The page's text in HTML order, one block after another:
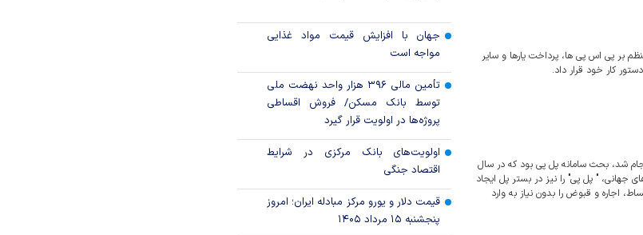
دقیق و منظم بر پی اس پی ها، پرداخت یار‌ها و سایر
کار خود قرار داد.
شد، بحث سامانه پل پی بود که در سال
جهانی، " پل پی" را نیز در بستر پل ایجاد
اجاره و قبوض را بدون نیاز به وارد
جهان با افزایش قیمت مواد غذایی
مواجه است
تأمین مالی ۳۹۶ هزار واحد نهضت ملی
توسط بانک مسکن/ فروش اقساطی
پروژه‌ها در اولویت قرار گیرد
اولویت‌های بانک مرکزی در شرایط
اقتصاد جنگی
قیمت دلار و یورو مرکز مبادله ایران؛ امروز
پنجشنبه ۱۵ مرداد ۱۴۰۵